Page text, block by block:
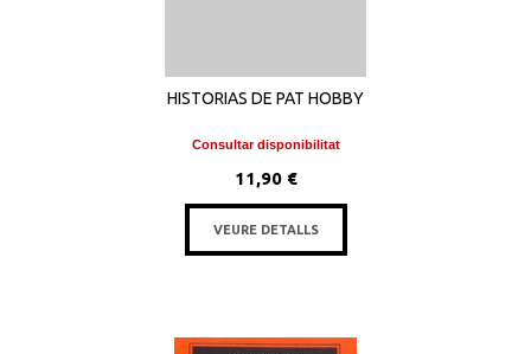
HISTORIAS DE PAT HOBBY
Consultar disponibilitat
11,90 €
VEURE DETALLS